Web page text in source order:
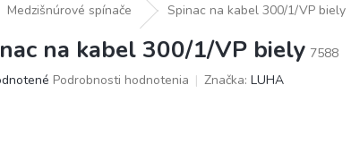
Medzišnúrové spínače Spinac na kabel 300/1/VP biely
na kabel 300/1/VP biely 7588
Podrobnosti hodnotenia Značka: LUHA